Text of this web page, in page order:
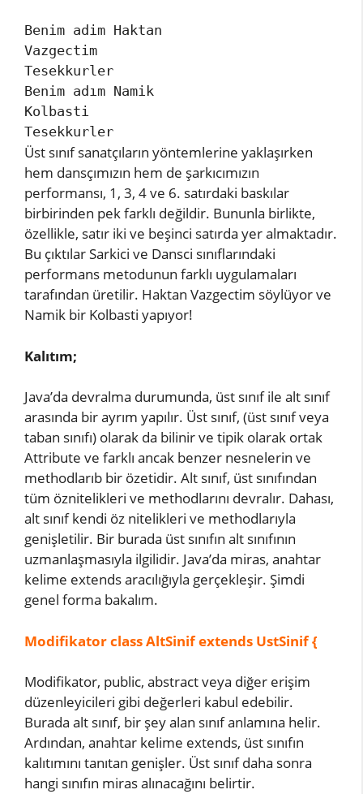
Benim adim Haktan
Vazgectim
Tesekkurler
Benim adım Namik
Kolbasti
Tesekkurler
Üst sınıf sanatçıların yöntemlerine yaklaşırken
hem dansçımızın hem de şarkıcımızın
performansı, 1, 3, 4 ve 6. satırdaki baskılar
birbirinden pek farklı değildir. Bununla birlikte,
özellikle, satır iki ve beşinci satırda yer almaktadır.
Bu çıktılar Sarkici ve Dansci sınıflarındaki
performans metodunun farklı uygulamaları
tarafından üretilir. Haktan Vazgectim söylüyor ve
Namik bir Kolbasti yapıyor!
Kalıtım;
Java’da devralma durumunda, üst sınıf ile alt sınıf
arasında bir ayrım yapılır. Üst sınıf, (üst sınıf veya
taban sınıfı) olarak da bilinir ve tipik olarak ortak
Attribute ve farklı ancak benzer nesnelerin ve
methodlarıb bir özetidir. Alt sınıf, üst sınıfından
tüm öznitelikleri ve methodlarını devralır. Dahası,
alt sınıf kendi öz nitelikleri ve methodlarıyla
genişletilir. Bir burada üst sınıfın alt sınıfının
uzmanlaşmasıyla ilgilidir. Java’da miras, anahtar
kelime extends aracılığıyla gerçekleşir. Şimdi
genel forma bakalım.
Modifikator class AltSinif extends UstSinif {
Modifikator, public, abstract veya diğer erişim
düzenleyicileri gibi değerleri kabul edebilir.
Burada alt sınıf, bir şey alan sınıf anlamına helir.
Ardından, anahtar kelime extends, üst sınıfın
kalıtımını tanıtan genişler. Üst sınıf daha sonra
hangi sınıfın miras alınacağını belirtir.